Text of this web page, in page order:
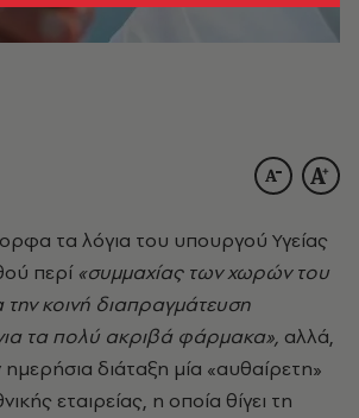
τα λόγια του υπουργού Υγείας
περί «συμμαχίας των χωρών του
την κοινή διαπραγμάτευση
τα πολύ ακριβά φάρμακα», αλλά,
ημερήσια διάταξη μία «αυθαίρετη»
εταιρείας, η οποία θίγει τη